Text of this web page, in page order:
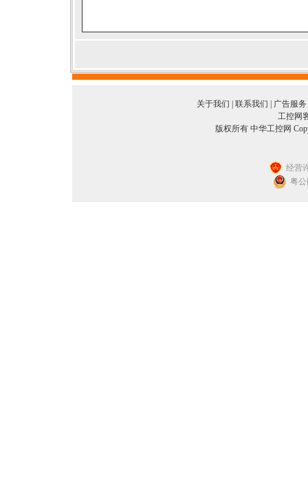
关于我们 联系我们 广告服务
工控网
版权所有 中华工控网
经营
粤公